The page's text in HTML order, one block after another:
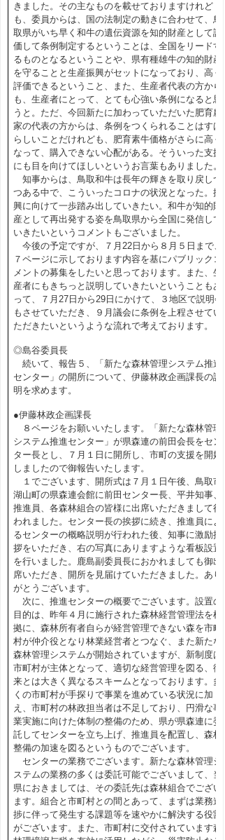
きました。その主なものを載せておりますけれど
も、委員からは、国の法制定の動きに合わせて、鳥
取県がいち早く和牛の遺伝資源を知的財産として評
価して条例制定するということは、全国をリードす
るものとなるということや、県有種雄牛の知的財産
を守ることと生産振興がセットになっており、高く
評価できるということ、また、生産者代表の方から
も、生産者にとって、とても心強い条例になると思
うと。ただ、今回新たに加わっていただいた肥育農
家の代表の方からは、条例をつくられることはすば
らしいことだけれども、肥育素牛価格がさらに高く
なって、購入できない心配がある。そういった支援
にも目を向けてほしいというお言葉もありました。
知事からは、鳥取和牛は長年の輝きを取り戻しつ
つある中で、こういったコロナの状況となった。振
興に向けて一歩踏み出していきたい。和牛が知的財
産として再出発する姿を鳥取県から全国に発信して
いきたいというコメントもございました。
今後の予定ですが、７月22日から８月５日まで、
７ページに示しております内容を基にパブリックコ
メントの募集をしたいと思っております。また、生
産者にもきちっと説明していきたいということもあ
って、７月27日から29日にかけて、３地区で説明会
もさせていただき、９月議会に条例を上程させてい
ただきたいというような流れで考えております。
◎島谷委員長
続いて、報告５、「新たな森林管理システム推進
センター」の開所について、伊藤林政企画課長の説
明を求めます。
●伊藤林政企画課長
８ページをお願いいたします。「新たな森林管理
システム推進センター」が県森連の前田会長をセン
ター長とし、７月１日に開所し、市町の支援を開始
しましたので御報告いたします。
１でございます、開所式は７月１日午後、鳥取市
湖山町の県森連会館に前田センター長、平井知事、
推進員、各森林組合の皆様に出席いただきまして行
われました。センター長の挨拶に続き、推進員によ
るセンターの概略説明が行われた後、知事に激励挨
拶をいただき、右の写真にありますような看板設置
を行いました。鹿島副委員長におかれましても御出
席いただき、開所を見届けていただきました。あり
がとうございます。
次に、推進センターの概要でございます。設置の
目的は、昨年４月に施行された森林経営管理法を根
拠に、森林所有者自らが経営管理できない森を市町
村が仲介役となり林業経営者とつなぐ、また新たな
森林管理システムが開始されていますが、新制度は
市町村が主体となって、適切な経営管理を図る、従
来とは大きく異なるスキームとなっております。多
くの市町村が手探りで事業を進めている状況に加
え、市町村の林政担当者は不足しており、円滑な事
業実施に向けた体制の整備のため、県が県森連に委
託してセンターを立ち上げ、推進員を配置し、森林
整備の加速を図るというものでございます。
センターの業務でございます。新たな森林管理シ
ステムの業務の多くは委託可能でございまして、当
県におきましては、その委託先は森林組合でござい
ます。組合と市町村との間とあって、まずは業務進
捗に伴って発生する課題等を速やかに解決する役割
がございます。また、市町村に交付されています森